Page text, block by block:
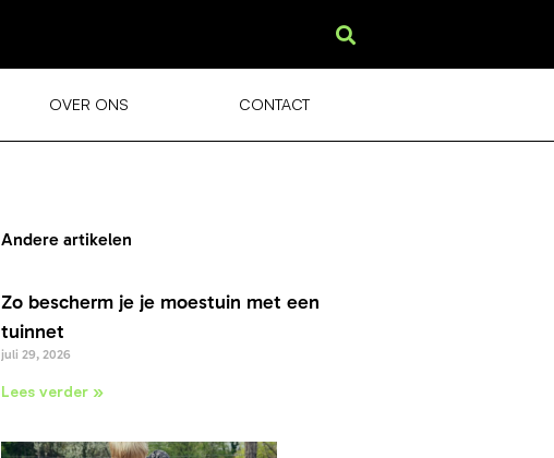
OVER ONS CONTACT
Andere artikelen
Zo bescherm je je moestuin met een
tuinnet
juli 29, 2026
Lees verder »